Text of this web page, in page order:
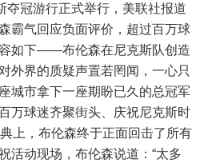
夺冠游行正式举行，美联社报道
霸气回应负面评价，超过百万球
如下——布伦森在尼克斯队创造
外界的质疑声置若罔闻，一心只
市拿下一座期盼已久的总冠军
万球迷齐聚街头、庆祝尼克斯时
上，布伦森终于正面回击了所有
活动现场，布伦森说道：“太多